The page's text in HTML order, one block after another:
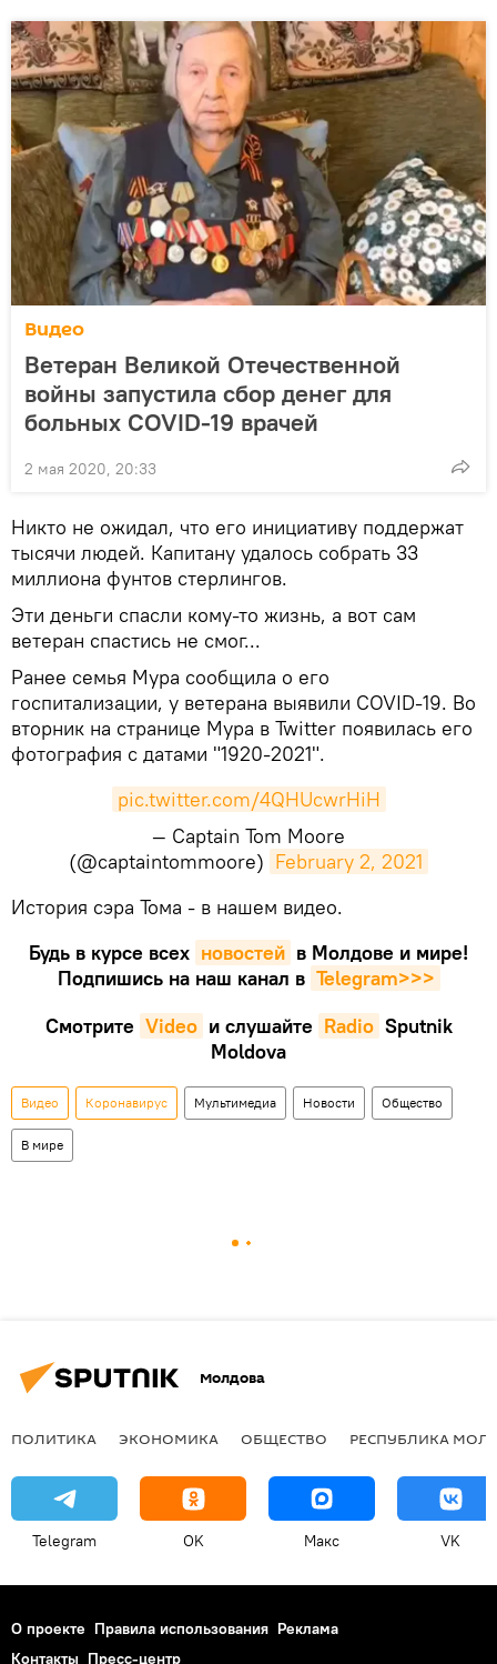
Видео
Ветеран Великой Отечественной
войны запустила сбор денег для
больных COVID-19 врачей
2 мая 2020, 20:33
Никто не ожидал, что его инициативу поддержат
тысячи людей. Капитану удалось собрать 33
миллиона фунтов стерлингов.
Эти деньги спасли кому-то жизнь, а вот сам
ветеран спастись не смог...
Ранее семья Мура сообщила о его
госпитализации, у ветерана выявили COVID-19. Во
вторник на странице Мура в Twitter появилась его
фотография с датами "1920-2021".
pic.twitter.com/4QHUcwrHiH
— Captain Tom Moore
(@captaintommoore) February 2, 2021
​​История сэра Тома - в нашем видео.
Будь в курсе всех новостей в Молдове и мире!
Подпишись на наш канал в Telegram>>>
Смотрите Video и слушайте Radio Sputnik
Moldova
Видео Коронавирус Мультимедиа Новости Общество
В мире
Молдова
ПОЛИТИКА ЭКОНОМИКА ОБЩЕСТВО РЕСПУБЛИКА
Telegram OK Макс VK
О проекте Правила использования Реклама
Контакты Пресс-центр